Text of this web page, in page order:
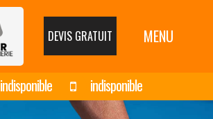
DEVIS GRATUIT MENU
indisponible indisponible